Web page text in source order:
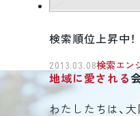
検索順位上昇中！
2013.03.08検索エン
地域に愛される
わたしたちは、